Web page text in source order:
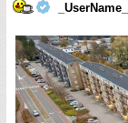
_UserName_